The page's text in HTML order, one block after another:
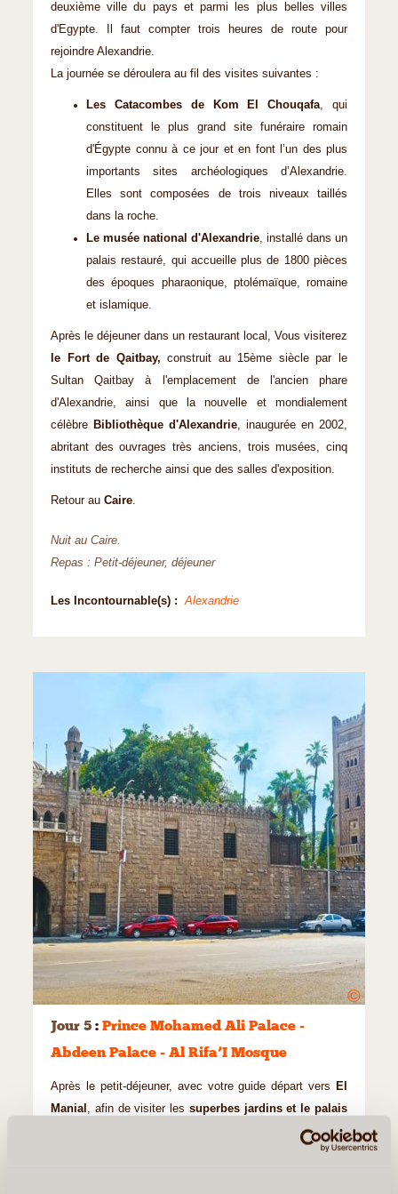
deuxième ville du pays et parmi les plus belles villes
d'Egypte. Il faut compter trois heures de route pour
rejoindre Alexandrie.
La journée se déroulera au fil des visites suivantes :
Les Catacombes de Kom El Chouqafa, qui
constituent le plus grand site funéraire romain
d'Égypte connu à ce jour et en font l’un des plus
importants sites archéologiques d’Alexandrie.
Elles sont composées de trois niveaux taillés
dans la roche.
Le musée national d'Alexandrie, installé dans un
palais restauré, qui accueille plus de 1800 pièces
des époques pharaonique, ptolémaïque, romaine
et islamique.
Après le déjeuner dans un restaurant local, Vous visiterez
le Fort de Qaitbay, construit au 15ème siècle par le
Sultan Qaitbay à l'emplacement de l'ancien phare
d'Alexandrie, ainsi que la nouvelle et mondialement
célèbre Bibliothèque d'Alexandrie, inaugurée en 2002,
abritant des ouvrages très anciens, trois musées, cinq
instituts de recherche ainsi que des salles d'exposition.
Retour au Caire.
Nuit au Caire.
Repas : Petit-déjeuner, déjeuner
Les Incontournable(s) : Alexandrie
©
Jour 5 : Prince Mohamed Ali Palace -
Abdeen Palace - Al Rifa’I Mosque
Après le petit-déjeuner, avec votre guide départ vers
El
Manial , afin de visiter les superbes jardins et le palais
La première chose qui attirera votre
attention à l’entrée du palais est l’immense jardin